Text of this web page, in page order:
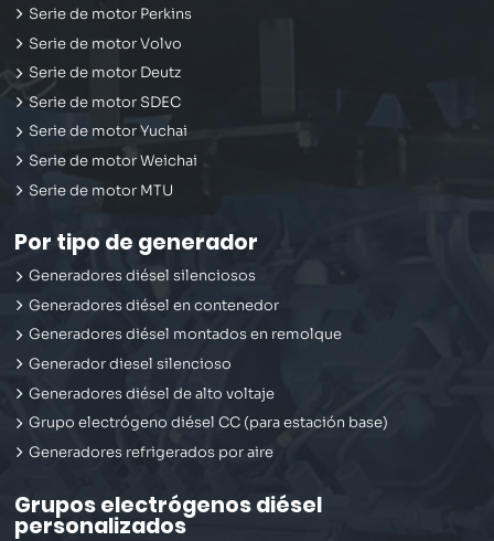
Serie de motor Perkins
Serie de motor Volvo
Serie de motor Deutz
Serie de motor SDEC
Serie de motor Yuchai
Serie de motor Weichai
Serie de motor MTU
Por tipo de generador
Generadores diésel silenciosos
Generadores diésel en contenedor
Generadores diésel montados en remolque
Generador diesel silencioso
Generadores diésel de alto voltaje
Grupo electrógeno diésel CC (para estación base)
Generadores refrigerados por aire
Grupos electrógenos diésel
personalizados